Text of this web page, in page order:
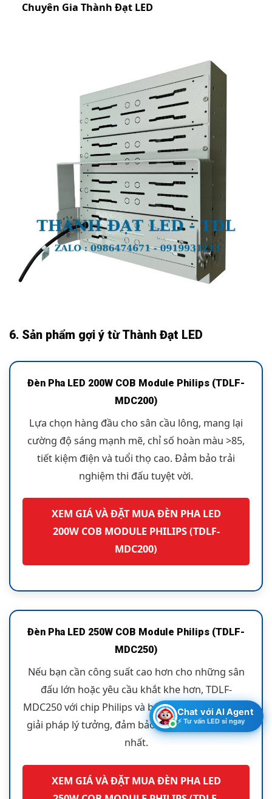
Chuyên Gia Thành Đạt LED
6. Sản phẩm gợi ý từ Thành Đạt LED
Đèn Pha LED 200W COB Module Philips (TDLF-
MDC200)
Lựa chọn hàng đầu cho sân cầu lông, mang lại
cường độ sáng mạnh mẽ, chỉ số hoàn màu >85,
tiết kiệm điện và tuổi thọ cao. Đảm bảo trải
nghiệm thi đấu tuyệt vời.
XEM GIÁ VÀ ĐẶT MUA ĐÈN PHA LED
200W COB MODULE PHILIPS (TDLF-
MDC200)
Đèn Pha LED 250W COB Module Philips (TDLF-
MDC250)
Nếu bạn cần công suất cao hơn cho những sân
đấu lớn hoặc yêu cầu khắt khe hơn, TDLF-
MDC250 với chip Philips và bộ nguồn Meanwell là
giải pháp lý tưởng, đảm bảo mọi tiêu chuẩn cao
nhất.
XEM GIÁ VÀ ĐẶT MUA ĐÈN PHA LED
Chat với AI Agent
⚡ Tư vấn LED sỉ ngay